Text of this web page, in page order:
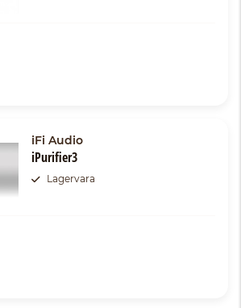
iFi Audio
iPurifier3
Lagervara